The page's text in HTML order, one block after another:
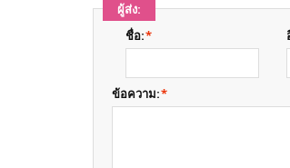
ผู้ส่ง:
*
ชื่อ:
*
ข้อความ: